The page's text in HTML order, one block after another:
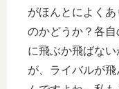
がほんとによく
のかどうか？各
に飛ぶか飛ばな
が、ライバルが